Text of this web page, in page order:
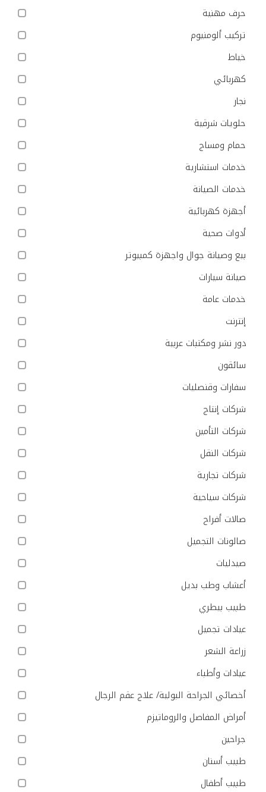
حرف مهنية
تركيب ألومنيوم
خياط
كهربائي
نجار
حلويات شرقية
حمام ومساج
خدمات استشارية
خدمات الصيانة
أجهزة كهربائية
أدوات صحية
بيع وصيانة جوال واجهزة كمبيوتر
صيانة سيارات
خدمات عامة
إنترنت
دور نشر ومكتبات عربية
سائقون
سفارات وقنصليات
شركات إنتاج
شركات التأمين
شركات النقل
شركات تجارية
شركات سياحية
صالات أفراح
صالونات التجميل
صيدليات
أعشاب وطب بديل
طبيب بيطري
عيادات تجميل
زراعة الشعر
عيادات وأطباء
أخصائي الجراحة البولية/ علاج عقم الرجال
أمراض المفاصل والروماتيزم
جراحين
طبيب أسنان
طبيب أطفال